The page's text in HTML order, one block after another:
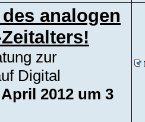
analogen
zur
Digital
2012 um 3